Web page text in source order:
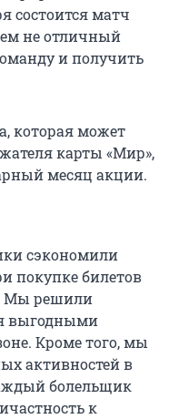
состоится матч
не отличный
и получить
которая может
карты «Мир»,
месяц акции.
сэкономили
покупке билетов
Мы решили
выгодными
Кроме того, мы
активностей в
болельщик
к